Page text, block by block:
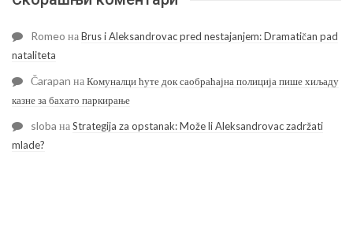
Romeo наBrus i Aleksandrovac pred nestajanjem: Dramatičan pad
nataliteta
Čarapan наКомуналци ћуте док саобраћајна полиција пише хиљаду
казне за бахато паркирање
sloba наStrategija za opstanak: Može li Aleksandrovac zadržati
mlade?